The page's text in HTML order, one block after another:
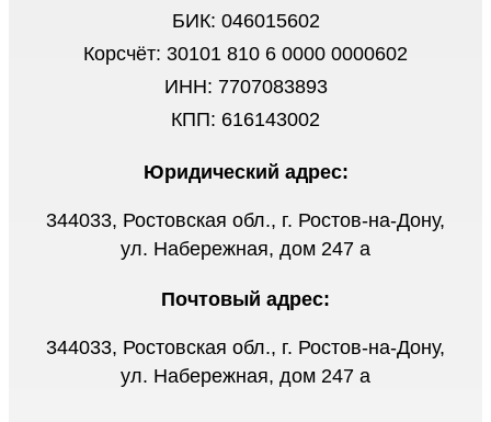
БИК: 046015602
Корсчёт: 30101 810 6 0000 0000602
ИНН: 7707083893
КПП: 616143002
Юридический адрес:
344033, Ростовская обл., г. Ростов-на-Дону,
ул. Набережная, дом 247 а
Почтовый адрес:
344033, Ростовская обл., г. Ростов-на-Дону,
ул. Набережная, дом 247 а